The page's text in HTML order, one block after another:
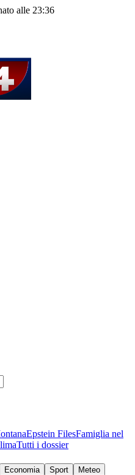
alle 23:36
Epstein FilesFamiglia nel
Tutti i dossier
Economia Sport
Meteo